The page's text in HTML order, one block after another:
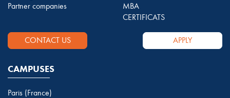
Partner companies
MBA
CERTIFICATS
CONTACT US APPLY
CAMPUSES
Paris (France)